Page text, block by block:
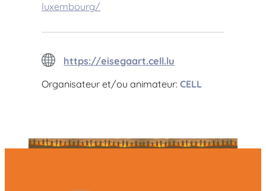
luxembourg/
https://eisegaart.cell.lu
Organisateur et/ou animateur: CELL